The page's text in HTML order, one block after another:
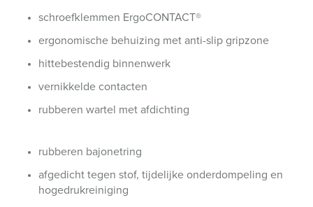
schroefklemmen ErgoCONTACT®
ergonomische behuizing met anti-slip gripzone
hittebestendig binnenwerk
vernikkelde contacten
rubberen wartel met afdichting
rubberen bajonetring
afgedicht tegen stof, tijdelijke onderdompeling en
hogedrukreiniging